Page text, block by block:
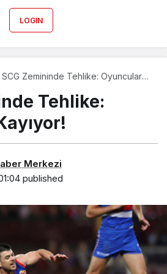
LOGIN
SCG Zemininde Tehlike: Oyuncular
Tehlike:
Merkezi
published